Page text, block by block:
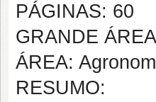
PÁGINAS: 60
GRANDE
ÁREA:
RESUMO: